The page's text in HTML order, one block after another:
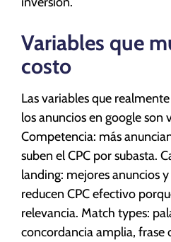
Variables que
costo
Las variables que
los anuncios en google son
Competencia: más
suben el CPC por subasta.
landing: mejores anuncios
reducen CPC efectivo
relevancia. Match types:
concordancia amplia, frase